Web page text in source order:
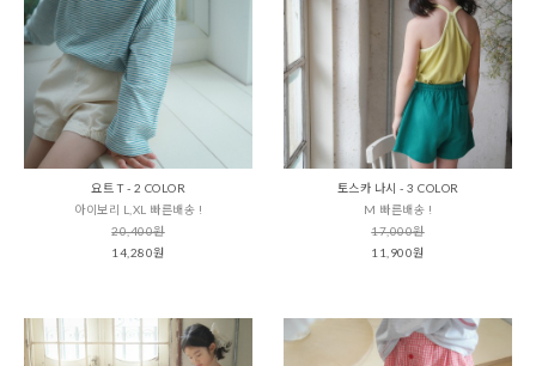
요트 T - 2 COLOR
아이보리 L,XL 빠른배송 !
20,400원
14,280원
토스카 나시 - 3 COLOR
M 빠른배송 !
17,000원
11,900원